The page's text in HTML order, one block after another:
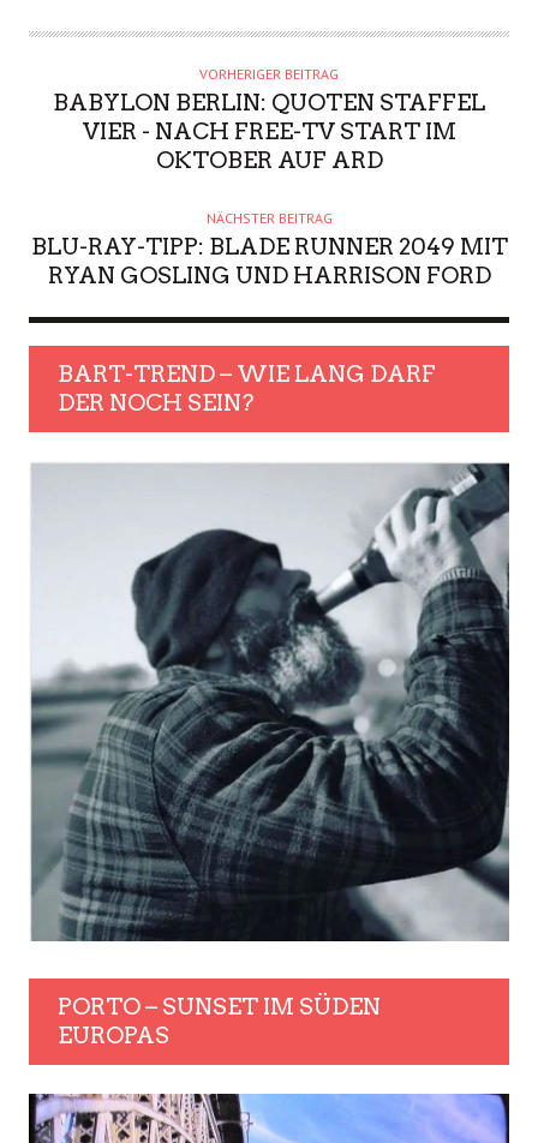
VORHERIGER BEITRAG
BABYLON BERLIN: QUOTEN STAFFEL
VIER - NACH FREE-TV START IM
OKTOBER AUF ARD
NÄCHSTER BEITRAG
BLU-RAY-TIPP: BLADE RUNNER 2049 MIT
RYAN GOSLING UND HARRISON FORD
BART-TREND – WIE LANG DARF
DER NOCH SEIN?
PORTO – SUNSET IM SÜDEN
EUROPAS